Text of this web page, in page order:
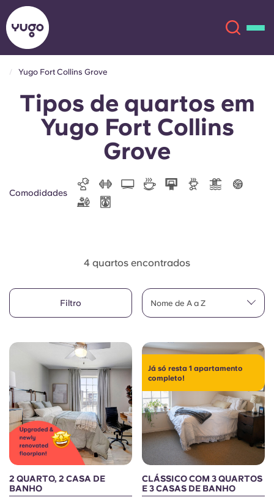
Sobre
Localizações
English (US)
Chinese
Español
Català
Deutsch
Selecione uma cidade
Iniciar sessão
Reservar agora
English (GB)
English (US)
Chinese
Català
Portuguese
Yugo Fort Collins Grove
Tipos de quartos em
Yugo Fort Collins
Grove
Comodidades
4 quartos encontrados
Filtro Nome de A a Z
2 QUARTO, 2 CASA DE
BANHO
Já só resta 1 apartamento
completo!
CLÁSSICO COM 3 QUARTOS
E 3 CASAS DE BANHO